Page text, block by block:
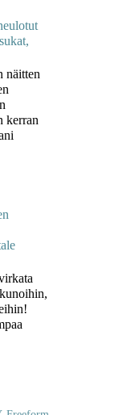
näitten
kerran